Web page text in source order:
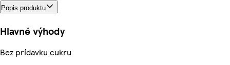
Popis produktu
Hlavné výhody
Bez prídavku cukru